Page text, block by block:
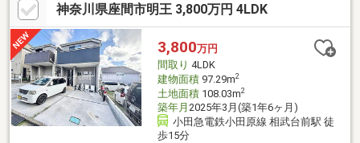
神奈川県座間市明王 3,800万円 4LDK
3,800万円
間取り 4LDK
建物面積97.29m2
土地面積108.03m2
築年月 2025年3月(築1年6ヶ月)
小田急電鉄小田原線 相武台前駅 徒
歩15分